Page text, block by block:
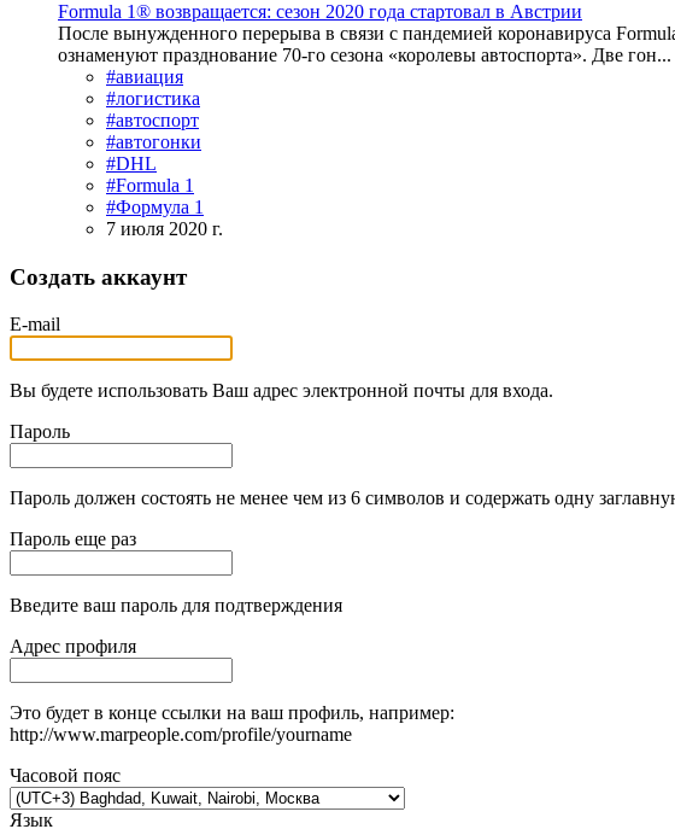
Formula 1® возвращается: сезон 2020 года стартовал в Австрии
После вынужденного перерыва в связи с пандемией коронавируса
ознаменуют празднование 70-го сезона «королевы автоспорта». Две гон...
#авиация
#логистика
#автоспорт
#автогонки
#DHL
#Formula 1
#Формула 1
7 июля 2020 г.
Создать аккаунт
E-mail
Вы будете использовать Ваш адрес электронной почты для входа.
Пароль
Пароль должен состоять не менее чем из 6 символов и содержать одну
Пароль еще раз
Введите ваш пароль для подтверждения
Адрес профиля
Это будет в конце ссылки на ваш профиль, например:
http://www.marpeople.com/profile/yourname
Часовой пояс
Язык